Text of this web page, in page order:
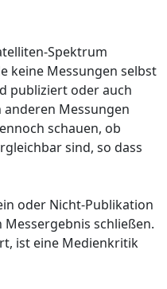
Spektrum
keine Messungen selbst
publiziert oder auch
Messungen
schauen, ob
sind, so dass
oder Nicht-Publikation
schließen.
ist eine Medienkritik